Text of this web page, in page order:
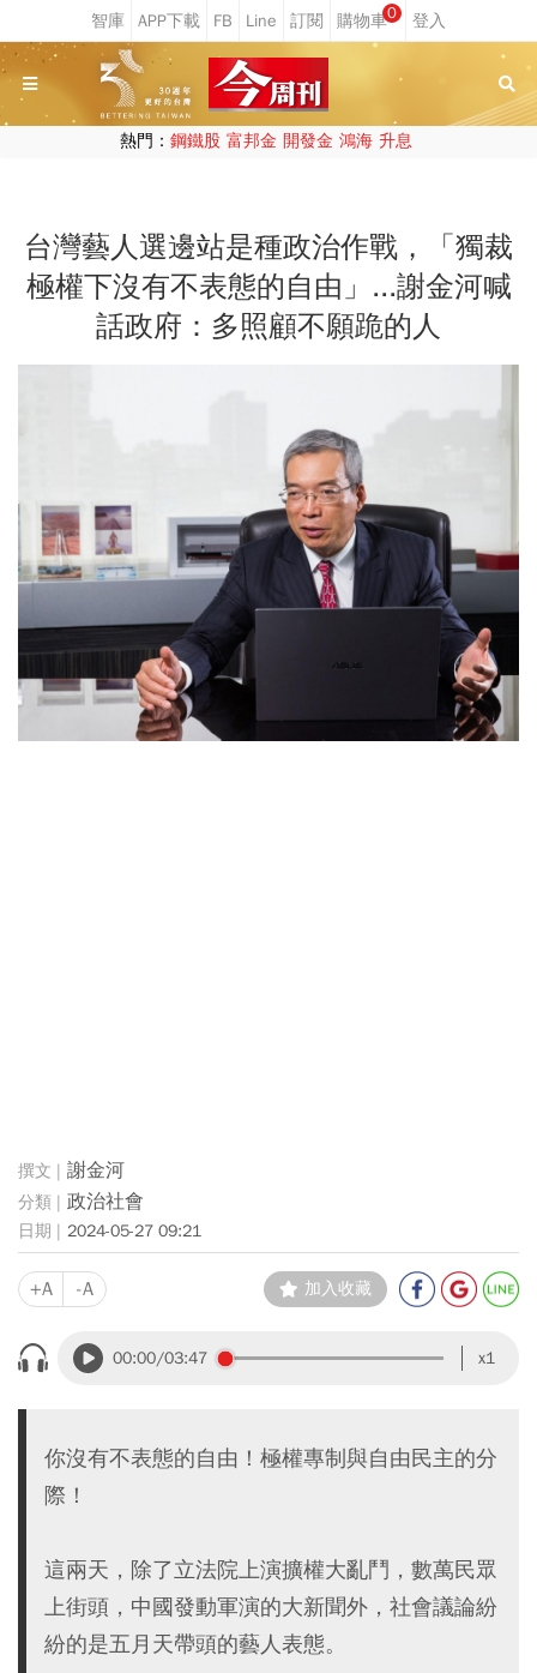
0
熱門： 鋼鐵股 富邦金 開發金 鴻海 升息
台灣藝人選邊站是種政治作戰，「獨裁
極權下沒有不表態的自由」...謝金河喊
話政府：多照顧不願跪的人
謝金河
政治社會
2024-05-27 09:21
+A -A 加入收藏
00:00/03:47 x1
你沒有不表態的自由！極權專制與自由民主的分
際！
這兩天，除了立法院上演擴權大亂鬥，數萬民眾
上街頭，中國發動軍演的大新聞外，社會議論紛
紛的是五月天帶頭的藝人表態。